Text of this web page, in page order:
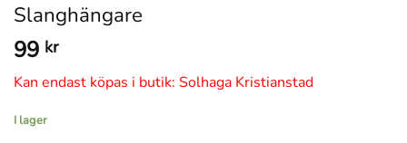
Slanghängare
99 kr
Kan endast köpas i butik: Solhaga Kristianstad
I lager